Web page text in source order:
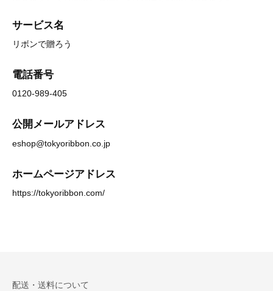
サービス名
リボンで贈ろう
電話番号
0120-989-405
公開メールアドレス
eshop@tokyoribbon.co.jp
ホームページアドレス
https://tokyoribbon.com/
配送・送料について